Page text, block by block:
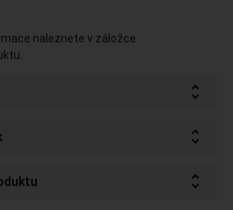
naleznete v záložce